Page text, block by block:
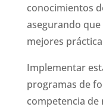
conocimientos
asegurando
mejores
Implementar
programas de
competencia